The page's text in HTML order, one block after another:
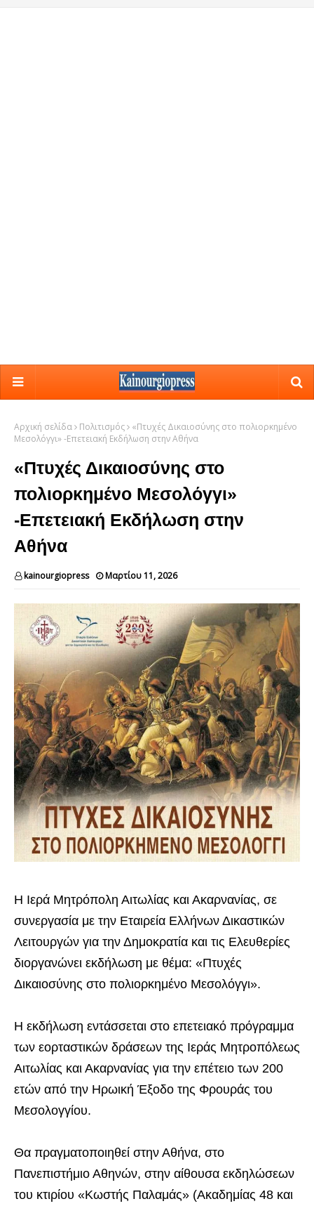
Αρχική σελίδα Πολιτισμός
«Πτυχές Δικαιοσύνης στο πολιορκημένο
Μεσολόγγι» -Επετειακή Εκδήλωση στην Αθήνα
«Πτυχές Δικαιοσύνης στο
πολιορκημένο Μεσολόγγι»
-Επετειακή Εκδήλωση στην
Αθήνα
kainourgiopress Μαρτίου 11, 2026
Η Ιερά Μητρόπολη Αιτωλίας και Ακαρνανίας, σε
συνεργασία με την Εταιρεία Ελλήνων Δικαστικών
Λειτουργών για την Δημοκρατία και τις Ελευθερίες
διοργανώνει εκδήλωση με θέμα: «Πτυχές
Δικαιοσύνης στο πολιορκημένο Μεσολόγγι».
Η εκδήλωση εντάσσεται στο επετειακό πρόγραμμα
των εορταστικών δράσεων της Ιεράς Μητροπόλεως
Αιτωλίας και Ακαρνανίας για την επέτειο των 200
ετών από την Ηρωική Έξοδο της Φρουράς του
Μεσολογγίου.
Θα πραγματοποιηθεί στην Αθήνα, στο
Πανεπιστήμιο Αθηνών, στην αίθουσα εκδηλώσεων
του κτιρίου «Κωστής Παλαμάς» (Ακαδημίας 48 και